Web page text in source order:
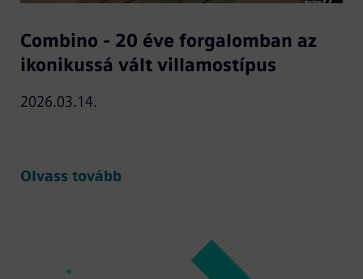
Combino - 20 éve forgalomban az
ikonikussá vált villamostípus
2026.03.14.
Olvass tovább